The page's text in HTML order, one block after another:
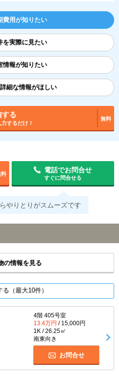
費用が知りたい
を実際に見たい
情報が知りたい
細な情報がほしい
する
するだけ！
無料
料
電話でお問合せ
すぐに問合せる
やりとりがスムーズです
の情報を見る
（最大10件）
4階 405号室
13.4万円 / 15,000円
1K / 26.25㎡
南東向き
お問合せ